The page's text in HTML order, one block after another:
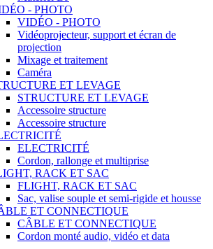
- PHOTO
VIDÉO - PHOTO
Vidéoprojecteur, support et écran de
projection
Mixage et traitement
Caméra
ET LEVAGE
STRUCTURE ET LEVAGE
Accessoire structure
Accessoire structure
ELECTRICITÉ
Cordon, rallonge et multiprise
RACK ET SAC
FLIGHT, RACK ET SAC
Sac, valise souple et semi-rigide et housse
ET CONNECTIQUE
CÂBLE ET CONNECTIQUE
Cordon monté audio, vidéo et data